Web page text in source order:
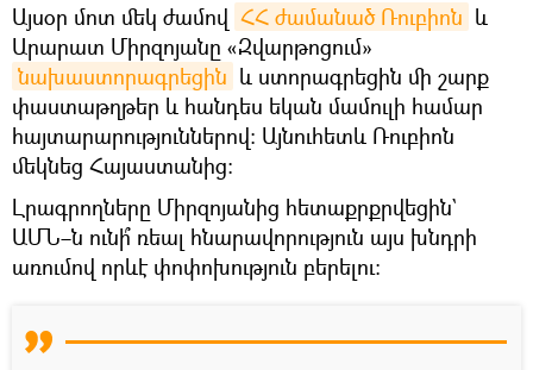
Այսօր մոտ մեկ ժամով ՀՀ ժամանած Ռուբիոն և
Արարատ Միրզոյանը «Զվարթոցում»
նախաստորագրեցին և ստորագրեցին մի շարք
փաստաթղթեր և հանդես եկան մամուլի համար
հայտարարություններով։ Այնուհետև Ռուբիոն
մեկնեց Հայաստանից։
Լրագրողները Միրզոյանից հետաքրքրվեցին`
ԱՄՆ–ն ունի՞ ռեալ հնարավորություն այս խնդրի
առումով որևէ փոփոխություն բերելու։